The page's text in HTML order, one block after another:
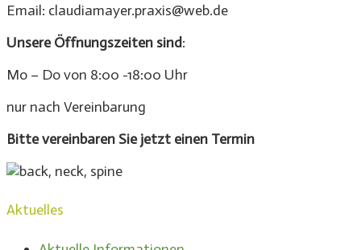
Email: claudiamayer.praxis@web.de
Unsere Öffnungszeiten sind:
Mo – Do von 8:00 -18:00 Uhr
nur nach Vereinbarung
Bitte vereinbaren Sie jetzt einen Termin
Aktuelles